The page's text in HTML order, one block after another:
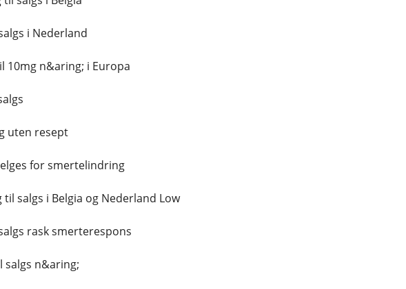
i Nederland
10mg n&aring; i Europa
uten resept
for smertelindring
salgs i Belgia og Nederland Low
rask smerterespons
salgs n&aring;